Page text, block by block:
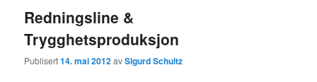
Redningsline &
Trygghetsproduksjon
Publisert14. mai 2012avSigurd Schultz